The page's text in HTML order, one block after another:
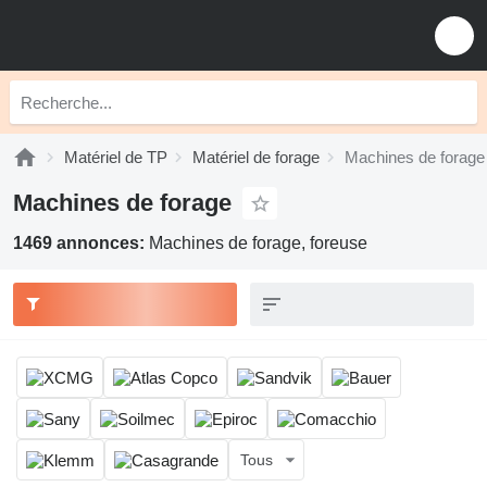
Matériel de TP Matériel de forage Machines de forage
Machines de forage
1469 annonces: Machines de forage, foreuse
Tous